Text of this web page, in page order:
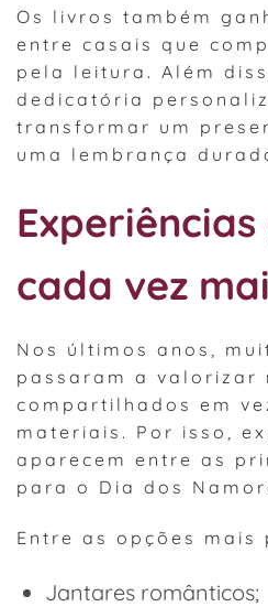
Os livros também
entre casais que
pela leitura. Além
dedicatória
transformar um
uma lembrança
cada vez
Nos últimos anos,
passaram a valorizar
compartilhados em
materiais. Por isso,
aparecem entre as
para o Dia dos
Entre as opções mais
Jantares românticos;